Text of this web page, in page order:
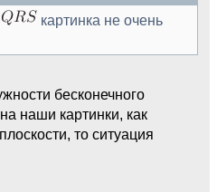
картинка не очень
бесконечного
наши картинки, как
то ситуация